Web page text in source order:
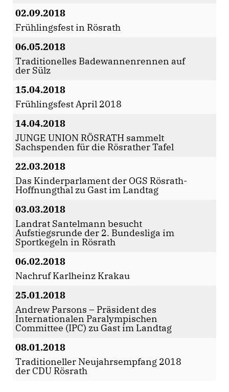
02.09.2018
Frühlingsfest in Rösrath
06.05.2018
Traditionelles Badewannenrennen auf
der Sülz
15.04.2018
Frühlingsfest April 2018
14.04.2018
JUNGE UNION RÖSRATH sammelt
Sachspenden für die Rösrather Tafel
22.03.2018
Das Kinderparlament der OGS Rösrath-
Hoffnungthal zu Gast im Landtag
03.03.2018
Landrat Santelmann besucht
Aufstiegsrunde der 2. Bundesliga im
Sportkegeln in Rösrath
06.02.2018
Nachruf Karlheinz Krakau
25.01.2018
Andrew Parsons – Präsident des
Internationalen Paralympischen
Committee (IPC) zu Gast im Landtag
08.01.2018
Traditioneller Neujahrsempfang 2018
der CDU Rösrath